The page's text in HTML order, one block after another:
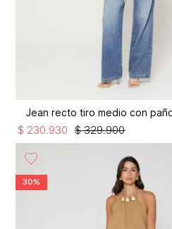
$ 329.900
$ 230.930
30%